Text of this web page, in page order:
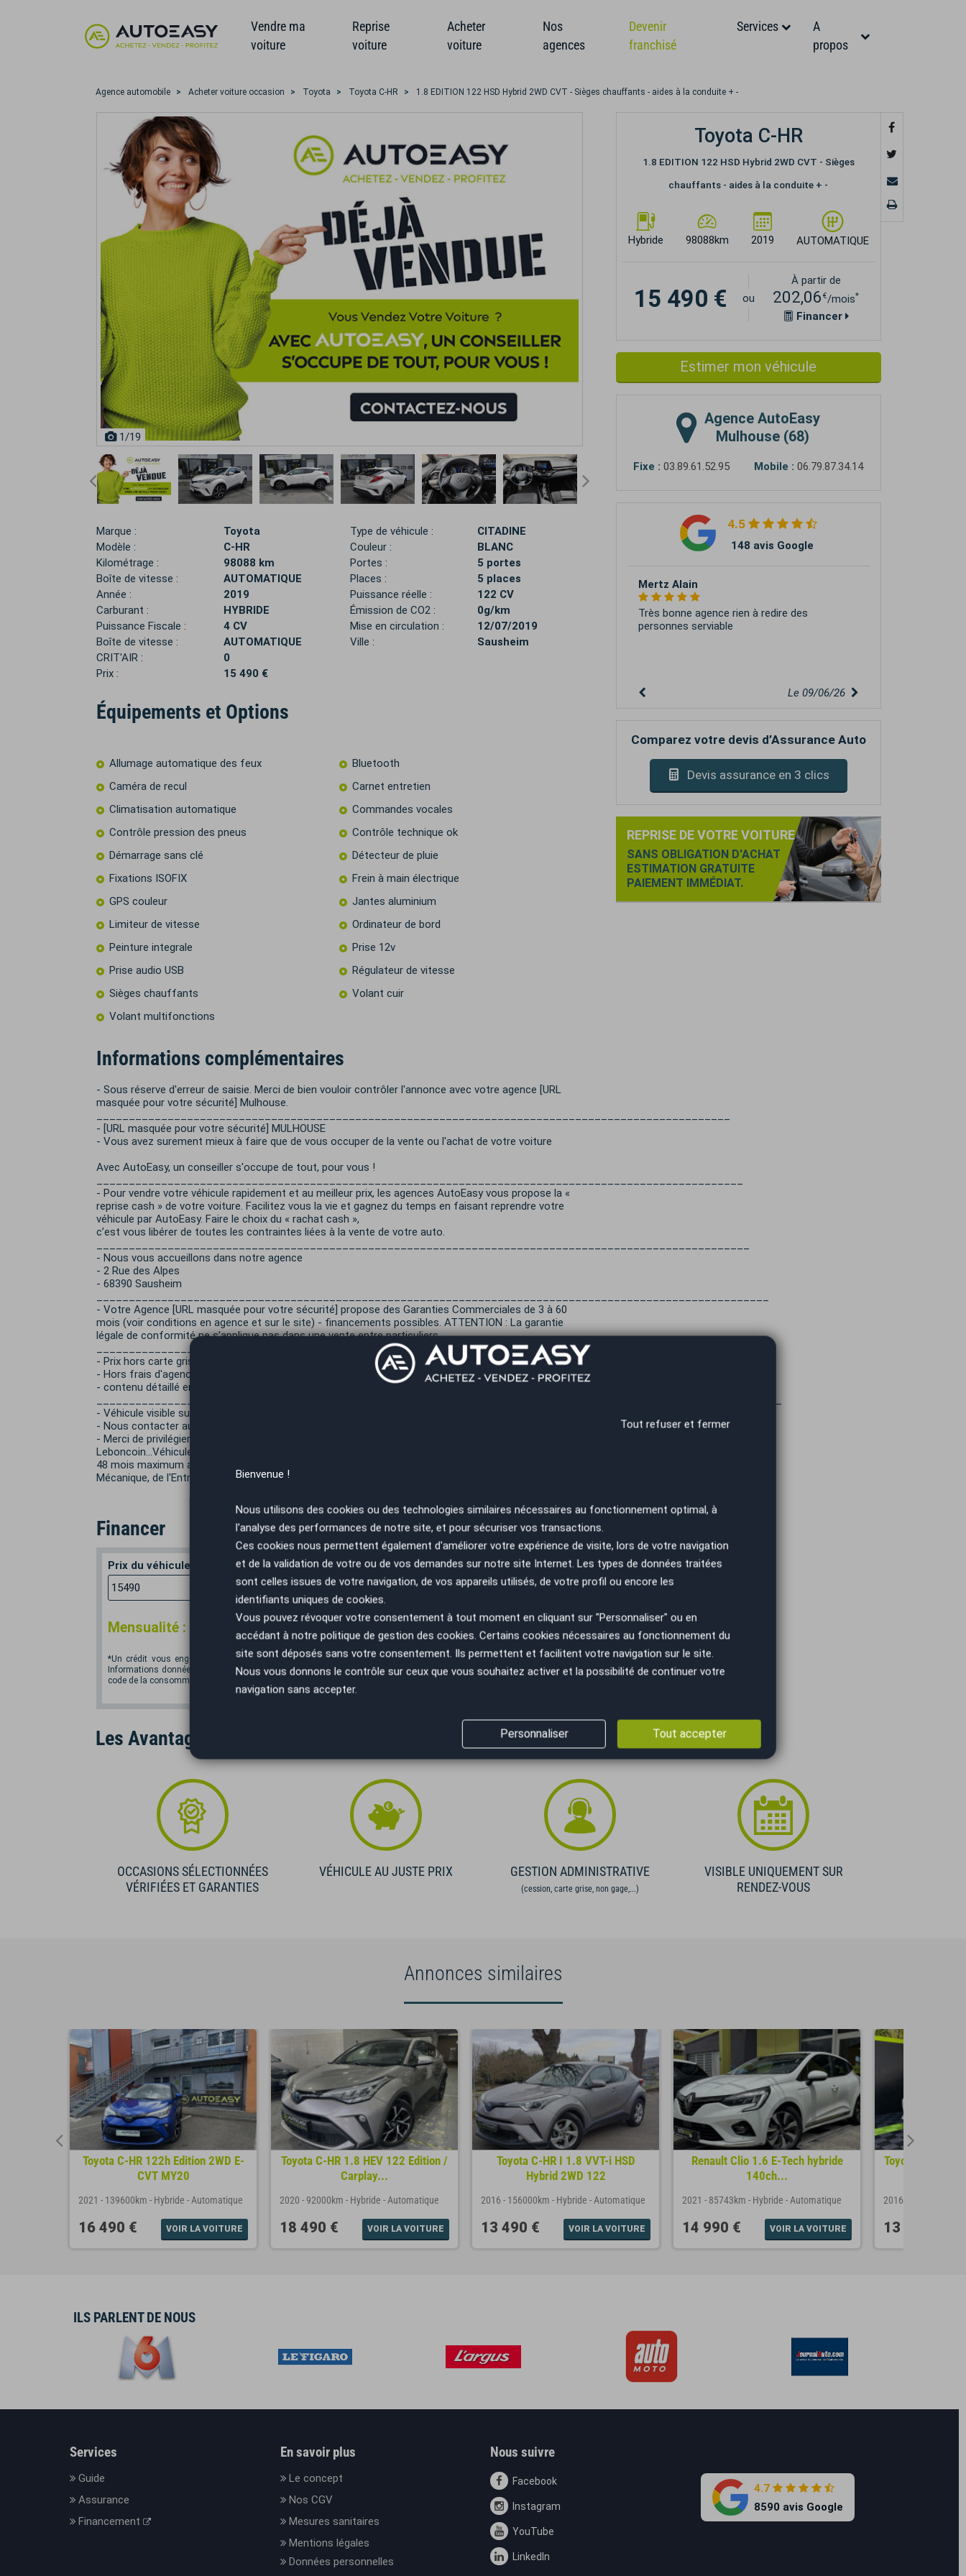
Vendre ma
voiture
Reprise
voiture
Acheter
voiture
Nos
agences
Devenir
franchisé
Services
A
propos
Agence automobile Acheter voiture occasion Toyota Toyota C-HR 1.8 EDITION 122 HSD Hybrid 2WD CVT - Sièges chauffants - aides à la conduite + -
1/19
Marque :
Toyota
Modèle :
C-HR
Kilométrage :
98088 km
Boîte de vitesse :
AUTOMATIQUE
Année :
2019
Carburant :
HYBRIDE
Puissance Fiscale :
4 CV
Boîte de vitesse :
AUTOMATIQUE
CRIT'AIR :
0
Prix :
15 490 €
Type de véhicule :
CITADINE
Couleur :
BLANC
Portes :
5 portes
Places :
5 places
Puissance réelle :
122 CV
Émission de CO2 :
0g/km
Mise en circulation :
12/07/2019
Ville :
Sausheim
Équipements et Options
Allumage automatique des feux
Bluetooth
Caméra de recul
Carnet entretien
Climatisation automatique
Commandes vocales
Contrôle pression des pneus
Contrôle technique ok
Démarrage sans clé
Détecteur de pluie
Fixations ISOFIX
Frein à main électrique
GPS couleur
Jantes aluminium
Limiteur de vitesse
Ordinateur de bord
Peinture integrale
Prise 12v
Prise audio USB
Régulateur de vitesse
Sièges chauffants
Volant cuir
Volant multifonctions
Informations complémentaires
- Sous réserve d'erreur de saisie. Merci de bien vouloir contrôler l'annonce avec votre agence [URL
masquée pour votre sécurité] Mulhouse.
- [URL masquée pour votre sécurité] MULHOUSE
- Vous avez surement mieux à faire que de vous occuper de la vente ou l'achat de votre voiture
Avec AutoEasy, un conseiller s'occupe de tout, pour vous !
- Pour vendre votre véhicule rapidement et au meilleur prix, les agences AutoEasy vous propose la «
reprise cash » de votre voiture. Facilitez vous la vie et gagnez du temps en faisant reprendre votre
véhicule par AutoEasy. Faire le choix du « rachat cash »,
c’est vous libérer de toutes les contraintes liées à la vente de votre auto.
- Nous vous accueillons dans notre agence
- 2 Rue des Alpes
- 68390 Sausheim
- Votre Agence [URL masquée pour votre sécurité] propose des Garanties Commerciales de 3 à 60
mois (voir conditions en agence et sur le site) - financements possibles. ATTENTION : La garantie
légale de conformité ne s’applique pas dans une vente entre particuliers.
_________________________________________________________________________________________________________
- Prix hors carte grise ainsi que frais de mise en main
- Hors frais d'agence
- contenu détaillé en agence.
- Véhicule visible sur rendez-vous.
- Nous contacter au [Coordonnées masquées]
- Merci de privilégier un contact par téléphone qui sera plus productif qu'un message via
Leboncoin...Véhicule sélectionné par le réseau AutoEasy - Possibilité d'extension de garantie jusqu'à
48 mois maximum avec Opteven, leader reconnu depuis 30 ans en France et en Europe de la Garantie
Mécanique, de l'Entretien et de l'Assistance - Reprise possible de tous types de véhicule
Financer
Prix du véhicule
€
Apport en €
€
Durée
Mensualité : €/mois * Recevoir la simulation
*Un crédit vous engage et doit être remboursé. Vérifiez vos capacités de remboursement avant de vous engager.
Informations données à titre indicatif et non contractuelles. Afin de respecter les dispositions de l'article L331.-4 du
code de la consommation. Crédit sans assurance. Voir conditions en agence.
Toyota C-HR
1.8 EDITION 122 HSD Hybrid 2WD CVT - Sièges
chauffants - aides à la conduite + -
Hybride 98088km 2019 AUTOMATIQUE
15 490 € ou
À partir de
202,06 €/mois*
Financer
Estimer mon véhicule
Agence AutoEasy
Mulhouse (68)
Fixe : 03.89.61.52.95 Mobile : 06.79.87.34.14
4.5
148 avis Google
Stephane Briolet
Équipe jeune , motivé, professionnelle,
réactive. Je leur souhaite une émancipation à
Le 06/06/26
Comparez votre devis d’Assurance Auto
Devis assurance en 3 clics
REPRISE DE VOTRE VOITURE
SANS OBLIGATION D'ACHAT
ESTIMATION GRATUITE
PAIEMENT IMMÉDIAT.
Les Avantages AutoEasy
OCCASIONS SÉLECTIONNÉES
VÉRIFIÉES ET GARANTIES
VÉHICULE AU JUSTE PRIX GESTION ADMINISTRATIVE
(cession, carte grise, non gage,...)
VISIBLE UNIQUEMENT SUR
RENDEZ-VOUS
Annonces similaires
Toyota C-HR 122h Edition 2WD E-
CVT MY20
2021 - 139600km - Hybride -Automatique
16 490 € VOIR LA VOITURE
Toyota C-HR 1.8 HEV 122 Edition /
Carplay...
2020 - 92000km - Hybride -Automatique
18 490 € VOIR LA VOITURE
Toyota C-HR I 1.8 VVT-i HSD
Hybrid 2WD 122
2016 - 156000km - Hybride -Automatique
13 490 € VOIR LA VOITURE
Renault Clio 1.6 E-Tech hybride
140ch...
2021 - 85743km - Hybride -Automatique
14 990 € VOIR LA VOITURE
Toyota AURIS
2016
13 990 €
ILS PARLENT DE NOUS
Services
Guide
Assurance
Financement
En savoir plus
Le concept
Nos CGV
Mesures sanitaires
Mentions légales
Données personnelles
Nous suivre
Facebook
Instagram
YouTube
LinkedIn
4.7
8590 avis Google
Tout refuser et fermer
Bienvenue !
Nous utilisons des cookies ou des technologies similaires nécessaires au fonctionnement optimal, à
l'analyse des performances de notre site, et pour sécuriser vos transactions.
Ces cookies nous permettent également d'améliorer votre expérience de visite, lors de votre navigation
et de la validation de votre ou de vos demandes sur notre site Internet. Les types de données traitées
sont celles issues de votre navigation, de vos appareils utilisés, de votre profil ou encore les
identifiants uniques de cookies.
Vous pouvez révoquer votre consentement à tout moment en cliquant sur "Personnaliser" ou en
accédant à notre politique de gestion des cookies. Certains cookies nécessaires au fonctionnement du
site sont déposés sans votre consentement. Ils permettent et facilitent votre navigation sur le site.
Nous vous donnons le contrôle sur ceux que vous souhaitez activer et la possibilité de continuer votre
navigation sans accepter.
Tout accepter
Personnaliser